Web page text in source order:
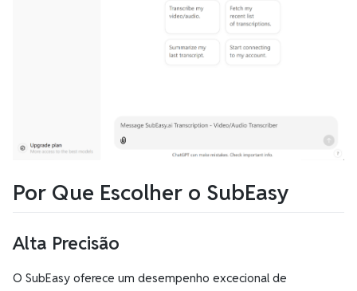
Por Que Escolher o SubEasy
Alta Precisão
O SubEasy oferece um desempenho excecional de